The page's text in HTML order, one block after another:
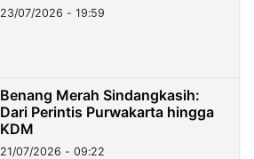
23/07/2026 - 19:59
Benang Merah Sindangkasih:
Dari Perintis Purwakarta hingga
KDM
21/07/2026 - 09:22